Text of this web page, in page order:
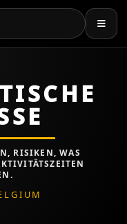
RISIKEN, WAS